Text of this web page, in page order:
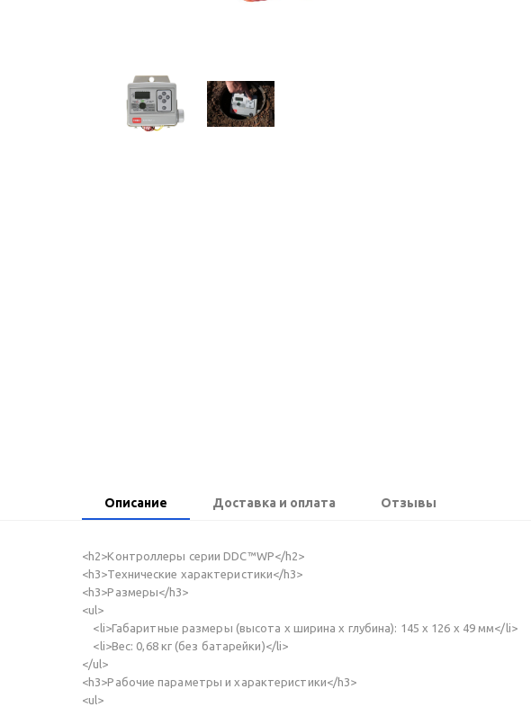
Описание Доставка и оплата Отзывы
<h2>Контроллеры серии DDC™WP</h2>
<h3>Технические характеристики</h3>
<h3>Размеры</h3>
<ul>
<li>Габаритные размеры (высота х ширина х глубина): 145 х 126 х 49 мм</li>
<li>Вес: 0,68 кг (без батарейки)</li>
</ul>
<h3>Рабочие параметры и характеристики</h3>
<ul>